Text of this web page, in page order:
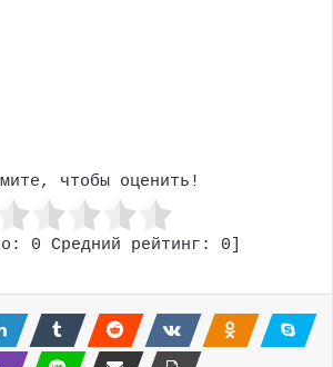
чтобы оценить!
0 Средний рейтинг: 0